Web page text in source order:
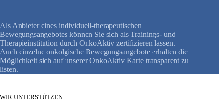
Als Anbieter eines individuell-therapeutischen
Bewegungsangebotes können Sie sich als Trainings- und
Therapieinstitution durch OnkoAktiv zertifizieren lassen.
Auch einzelne onkolgische Bewegungsangebote erhalten die
Möglichkeit sich auf unserer OnkoAktiv Karte transparent zu
listen.
WIR UNTERSTÜTZEN